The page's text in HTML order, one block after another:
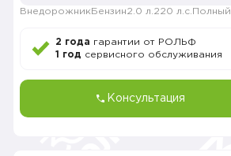
Внедорожник Бензин2.0 л. 220 л.с. Полный
2 года гарантии от РОЛЬФ
1 год сервисного обслуживания
Консультация